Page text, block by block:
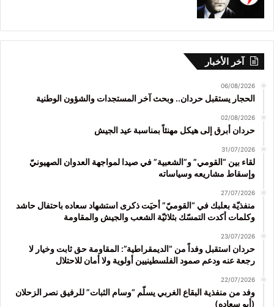
آخر الأخبار
06/08/2026
الحجار يستقبل حردان.. وبحث آخر المستجدات والشؤون الوطنية
02/08/2026
حردان أبرق إلى هيكل مهنئاً بمناسبة عيد الجيش
31/07/2026
لقاء بين “القومي” و”الشعبية” في صيدا لمواجهة العدوان الصهيونيّ
وإسقاط مشاريعه وسياساته
27/07/2026
منفذيّة بعلبك في “القوميّ” أحيَت ذكرى استشهاد سعاده باحتفال حاشد
وكلمات أكدت التمسّك بثلاثيّة الشعب والجيش والمقاومة
23/07/2026
حردان استقبل وفداً من “الديمقراطية”: المقاومة حق ثابت وخيار لا
رجعة عنه ودعم صمود الفلسطينيين أولوية ولا أمان للاحتلال
22/07/2026
وفد من منفذية البقاع الغربي يسلّم “وسام الثبات” للرفيق نصر الزحلان
(أبو سعاده)